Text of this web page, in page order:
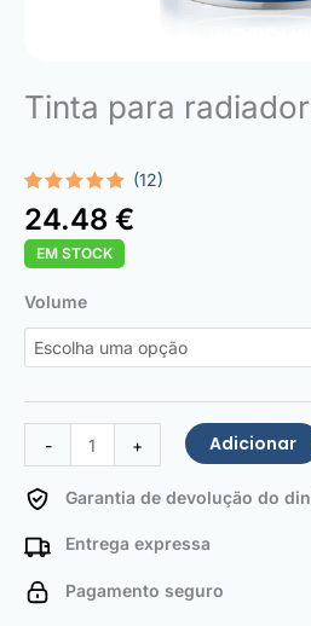
Tinta para
Classificado
com 5.00
em 5 com
base em
12
classificações
clientes
(12)
24.48 €
EM STOCK
Volume
-
Quantidade
de
Radiator
+ Adicionar
Garantia de devolução do
Entrega expressa
Pagamento seguro